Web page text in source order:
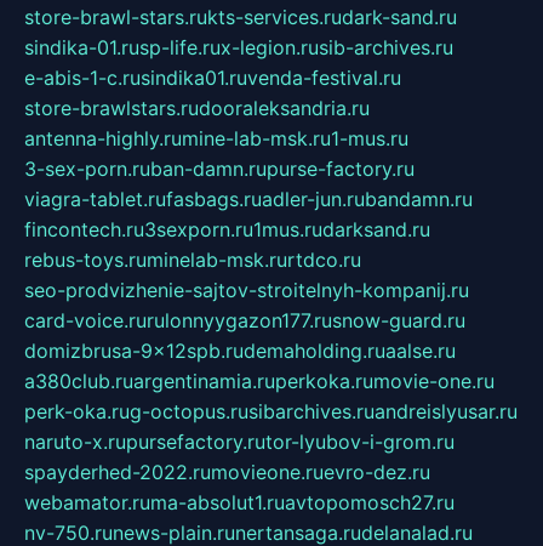
store-brawl-stars.rukts-services.rudark-sand.ru
sindika-01.rusp-life.rux-legion.rusib-archives.ru
e-abis-1-c.rusindika01.ruvenda-festival.ru
store-brawlstars.rudooraleksandria.ru
antenna-highly.rumine-lab-msk.ru1-mus.ru
3-sex-porn.ruban-damn.rupurse-factory.ru
viagra-tablet.rufasbags.ruadler-jun.rubandamn.ru
fincontech.ru3sexporn.ru1mus.rudarksand.ru
rebus-toys.ruminelab-msk.rurtdco.ru
seo-prodvizhenie-sajtov-stroitelnyh-kompanij.ru
card-voice.rurulonnyygazon177.rusnow-guard.ru
domizbrusa-9x12spb.rudemaholding.ruaalse.ru
a380club.ruargentinamia.ruperkoka.rumovie-one.ru
perk-oka.rug-octopus.rusibarchives.ruandreislyusar.ru
naruto-x.rupursefactory.rutor-lyubov-i-grom.ru
spayderhed-2022.rumovieone.ruevro-dez.ru
webamator.ruma-absolut1.ruavtopomosch27.ru
nv-750.runews-plain.runertansaga.rudelanalad.ru